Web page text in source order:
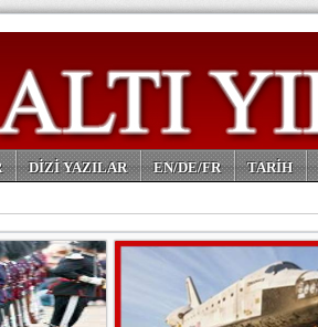
DİZİ YAZILAR EN/DE/FR TARİH